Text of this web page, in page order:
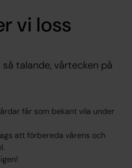
vi loss
talande, vårtecken på
får som bekant vila under
att förbereda vårens och